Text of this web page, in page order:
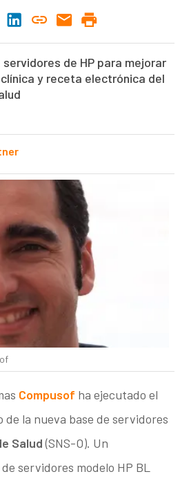
de HP para mejorar
y receta electrónica del
Compusof ha ejecutado el
la nueva base de servidores
Salud(SNS-O). Un
servidores modelo HP BL